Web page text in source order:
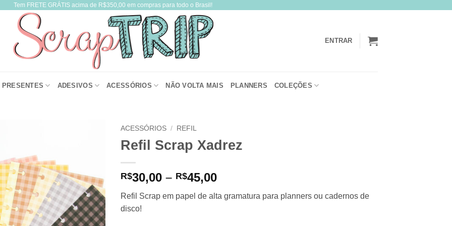
Tem FRETE GRÁTIS acima de R$350,00 em compras para todo o Brasil!
ENTRAR
PRESENTES ADESIVOS ACESSÓRIOS NÃO VOLTA MAIS PLANNERS COLEÇÕES
ACESSÓRIOS / REFIL
Refil Scrap Xadrez
R$30,00 – R$45,00Price
R$30,00
Refil Scrap em papel de alta gramatura para planners ou cadernos de
disco!